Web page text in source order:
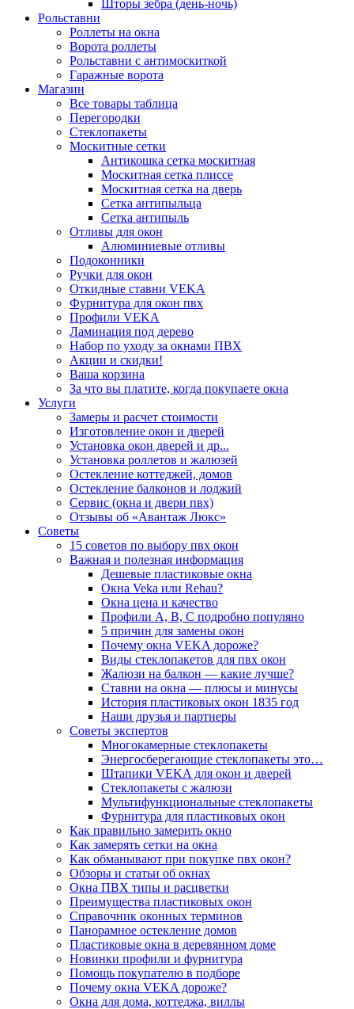
Шторы зебра (день-ночь)
Рольставни
Роллеты на окна
Ворота роллеты
Рольставни с антимоскиткой
Гаражные ворота
Магазин
Все товары таблица
Перегородки
Стеклопакеты
Москитные сетки
Антикошка сетка москитная
Москитная сетка плиссе
Москитная сетка на дверь
Сетка антипыльца
Сетка антипыль
Отливы для окон
Алюминиевые отливы
Подоконники
Ручки для окон
Откидные ставни VEKA
Фурнитура для окон пвх
Профили VEKA
Ламинация под дерево
Набор по уходу за окнами ПВХ
Акции и скидки!
Ваша корзина
За что вы платите, когда покупаете окна
Услуги
Замеры и расчет стоимости
Изготовление окон и дверей
Установка окон дверей и др...
Установка роллетов и жалюзей
Остекление коттеджей, домов
Остекление балконов и лоджий
Сервис (окна и двери пвх)
Отзывы об «Авантаж Люкс»
Советы
15 советов по выбору пвх окон
Важная и полезная информация
Дешевые пластиковые окна
Окна Veka или Rehau?
Окна цена и качество
Профили А, В, С подробно популяно
5 причин для замены окон
Почему окна VEKA дороже?
Виды стеклопакетов для пвх окон
Жалюзи на балкон — какие лучше?
Ставни на окна — плюсы и минусы
История пластиковых окон 1835 год
Наши друзья и партнеры
Советы экспертов
Многокамерные стеклопакеты
Энергосберегающие стеклопакеты это…
Штапики VEKA для окон и дверей
Стеклопакеты с жалюзи
Мультифункциональные стеклопакеты
Фурнитура для пластиковых окон
Как правильно замерить окно
Как замерять сетки на окна
Как обманывают при покупке пвх окон?
Обзоры и статьи об окнах
Окна ПВХ типы и расцветки
Преимущества пластиковых окон
Справочник оконных терминов
Панорамное остекление домов
Пластиковые окна в деревянном доме
Новинки профили и фурнитура
Помощь покупателю в подборе
Почему окна VEKA дороже?
Окна для дома, коттеджа, виллы